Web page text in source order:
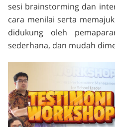
sesi brainstorming dan
cara menilai serta
didukung oleh
sederhana, dan mudah